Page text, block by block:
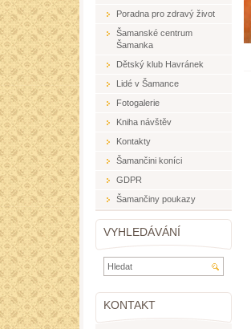
Poradna pro zdravý život
Šamanské centrum
Šamanka
Dětský klub Havránek
Lidé v Šamance
Fotogalerie
Kniha návštěv
Kontakty
Šamančini koníci
GDPR
Šamančiny poukazy
VYHLEDÁVÁNÍ
KONTAKT